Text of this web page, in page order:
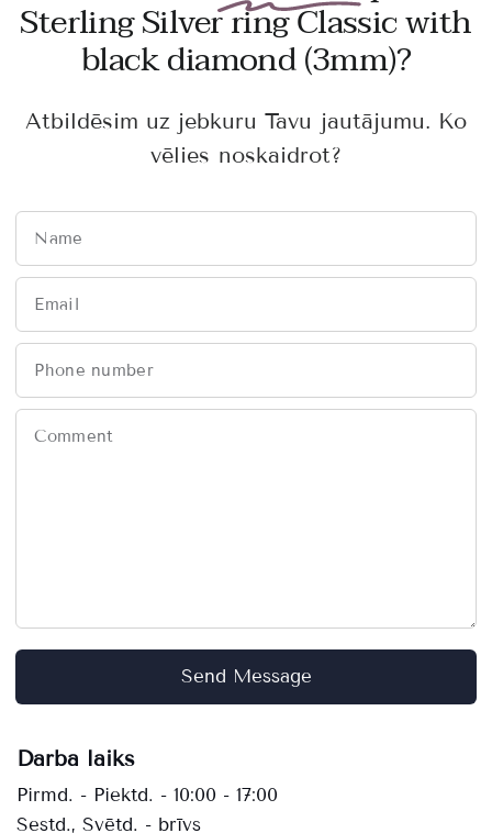
Sterling Silver ring Classic with
black diamond (3mm)?
Atbildēsim uz jebkuru Tavu jautājumu. Ko
vēlies noskaidrot?
Name
Email
Phone number
Comment
Send Message
Darba laiks
Pirmd. - Piektd. - 10:00 - 17:00
Sestd., Svētd. - brīvs